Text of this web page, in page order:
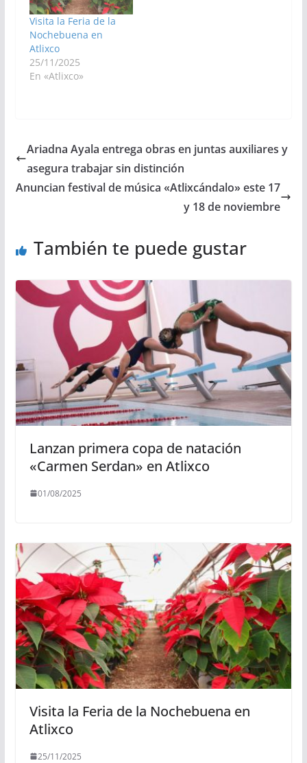
Visita la Feria de la
Nochebuena en
Atlixco
25/11/2025
En «Atlixco»
Ariadna Ayala entrega obras en juntas auxiliares y
asegura trabajar sin distinción
Anuncian festival de música «Atlixcándalo» este 17
y 18 de noviembre
También te puede gustar
Lanzan primera copa de natación
«Carmen Serdan» en Atlixco
01/08/2025
Visita la Feria de la Nochebuena en
Atlixco
25/11/2025